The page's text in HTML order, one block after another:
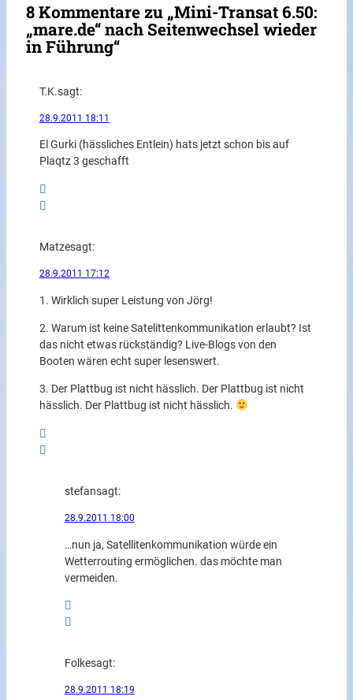
8 Kommentare zu „Mini-Transat 6.50:
„mare.de“ nach Seitenwechsel wieder
in Führung“
T.K.sagt:
28.9.2011 18:11
El Gurki (hässliches Entlein) hats jetzt schon bis auf
Plaqtz 3 geschafft
Matzesagt:
28.9.2011 17:12
1. Wirklich super Leistung von Jörg!
2. Warum ist keine Satelittenkommunikation erlaubt? Ist
das nicht etwas rückständig? Live-Blogs von den
Booten wären echt super lesenswert.
3. Der Plattbug ist nicht hässlich. Der Plattbug ist nicht
hässlich. Der Plattbug ist nicht hässlich.
stefansagt:
28.9.2011 18:00
…nun ja, Satellitenkommunikation würde ein
Wetterrouting ermöglichen. das möchte man
vermeiden.
Folkesagt:
28.9.2011 18:19